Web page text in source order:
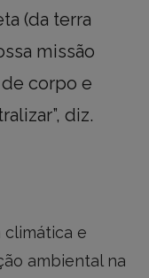
(da terra
missão
corpo e
diz.
climática e
ambiental na